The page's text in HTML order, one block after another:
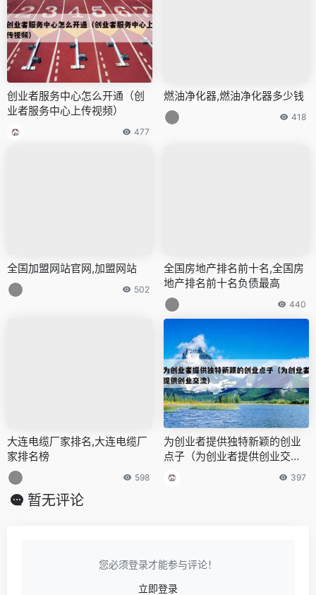
创业者服务中心怎么开通（创
业者服务中心上传视频）
477
燃油净化器,燃油净化器多少钱
418
全国加盟网站官网,加盟网站
502
全国房地产排名前十名,全国房
地产排名前十名负债最高
440
大连电缆厂家排名,大连电缆厂
家排名榜
598
为创业者提供独特新颖的创业
点子（为创业者提供创业交
397
暂无评论
您必须登录才能参与评论！
立即登录